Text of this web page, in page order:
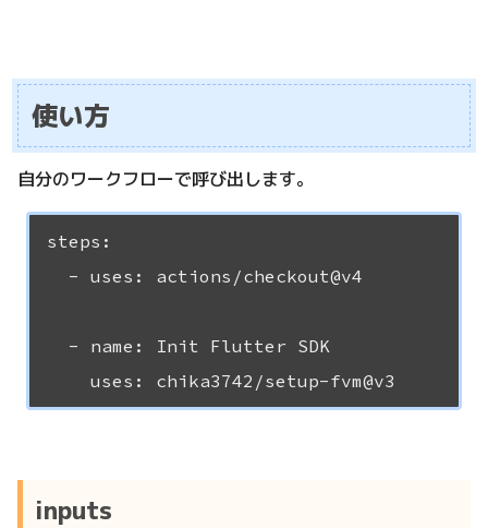
使い方
自分のワークフローで呼び出します。
steps:
  - uses: actions/checkout@v4
  - name: Init Flutter SDK
inputs